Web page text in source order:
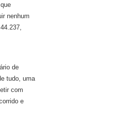
nenhum
de
tudo, uma
com
e